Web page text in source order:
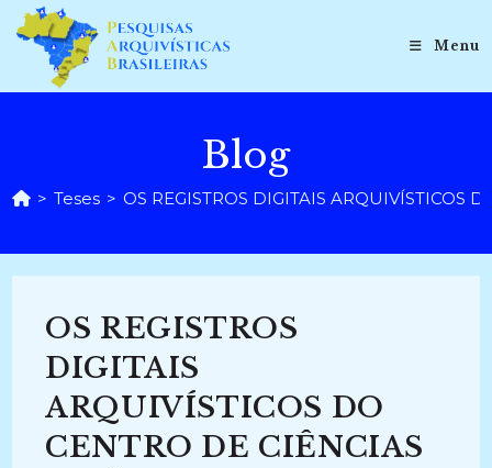
para
conteúdo
Menu
Blog
> Teses > OS REGISTROS DIGITAIS
OS REGISTROS
DIGITAIS
ARQUIVÍSTICOS DO
CENTRO DE CIÊNCIAS